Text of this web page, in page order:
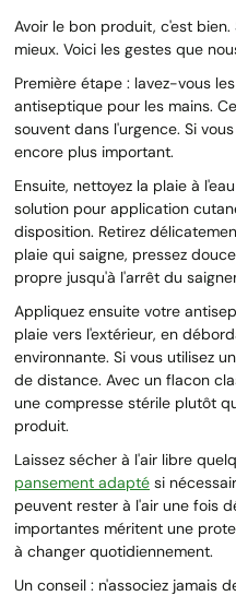
Avoir le bon produit, c'est
mieux. Voici les gestes que
Première étape : lavez-vous
antiseptique pour les mains.
souvent dans l'urgence. Si
encore plus important.
Ensuite, nettoyez la plaie à
solution pour application
disposition. Retirez
plaie qui saigne, pressez
propre jusqu'à l'arrêt du
Appliquez ensuite votre
plaie vers l'extérieur, en
environnante. Si vous utilisez
de distance. Avec un flacon
une compresse stérile plutôt
produit.
Laissez sécher à l'air libre
pansement adapté si
peuvent rester à l'air une fois
importantes méritent une
à changer quotidiennement.
Un conseil : n'associez jamais